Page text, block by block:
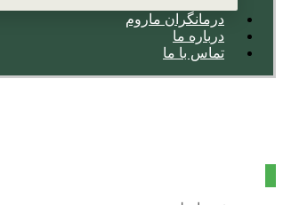
درمانگران ماروم
درباره ما
تماس با ما